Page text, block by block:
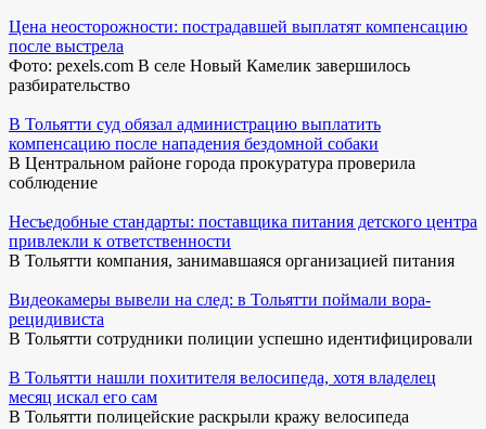
Цена неосторожности: пострадавшей выплатят компенсацию
после выстрела
Фото: pexels.com В селе Новый Камелик завершилось
разбирательство
В Тольятти суд обязал администрацию выплатить
компенсацию после нападения бездомной собаки
В Центральном районе города прокуратура проверила
соблюдение
Несъедобные стандарты: поставщика питания детского центра
привлекли к ответственности
В Тольятти компания, занимавшаяся организацией питания
Видеокамеры вывели на след: в Тольятти поймали вора-
рецидивиста
В Тольятти сотрудники полиции успешно идентифицировали
В Тольятти нашли похитителя велосипеда, хотя владелец
месяц искал его сам
В Тольятти полицейские раскрыли кражу велосипеда